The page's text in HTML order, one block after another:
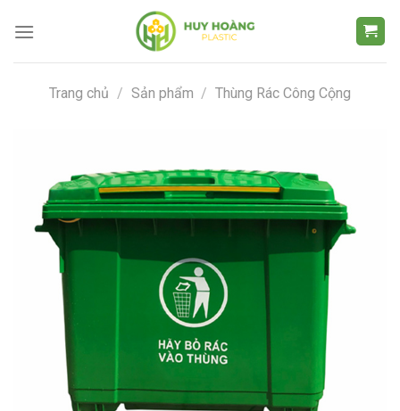
đến
Trang chủ / Sản phẩm / Thùng Rác Công Cộng